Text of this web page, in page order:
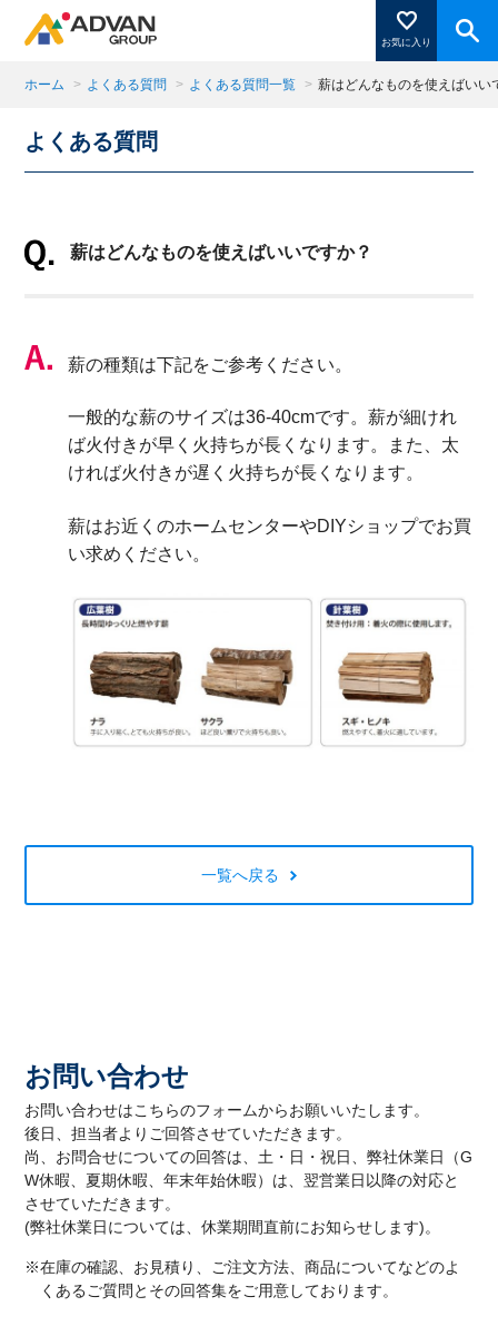
お気に入り
商品ページにある「お気に入り登録」を押すと登録した
商品がここに表示されます。
ホーム > よくある質問 > よくある質問一覧 > 薪はどんなものを使えばいい
よくある質問
薪はどんなものを使えばいいですか？
薪の種類は下記をご参考ください。
一般的な薪のサイズは36-40cmです。薪が細けれ
ば火付きが早く火持ちが長くなります。また、太
ければ火付きが遅く火持ちが長くなります。
薪はお近くのホームセンターやDIYショップでお買
い求めください。
一覧へ戻る
お問い合わせ
お問い合わせはこちらのフォームからお願いいたします。
後日、担当者よりご回答させていただきます。
尚、お問合せについての回答は、土・日・祝日、弊社休業日（G
W休暇、夏期休暇、年末年始休暇）は、翌営業日以降の対応と
させていただきます。
(弊社休業日については、休業期間直前にお知らせします)。
※在庫の確認、お見積り、ご注文方法、商品についてなどのよ
くあるご質問とその回答集をご用意しております。